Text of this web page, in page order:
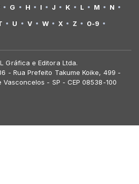
G H I J K L M
N
U V W X Z 0-9
Gráfica e Editora Ltda.
- Rua Prefeito Takume Koike, 499 -
- SP - CEP 08538-100